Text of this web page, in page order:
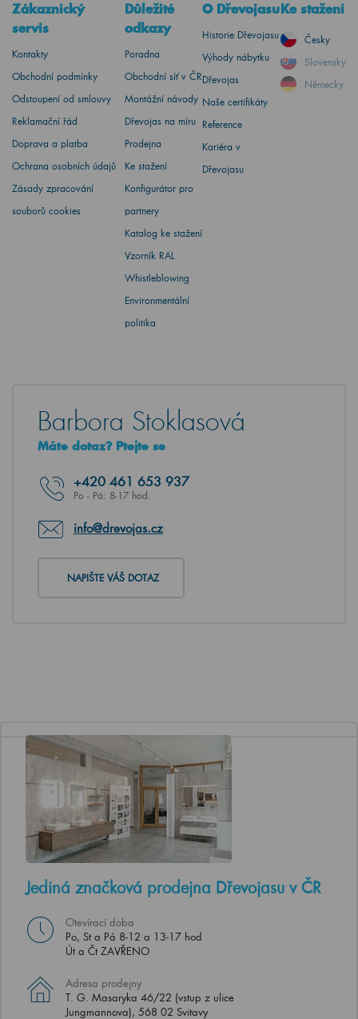
Zákaznický
servis
Kontakty
Obchodní podmínky
Odstoupení od smlouvy
Reklamační řád
Doprava a platba
Ochrana osobních údajů
Zásady zpracování
souborů cookies
Důležité
odkazy
Poradna
Obchodní síť v ČR
Montážní návody
Dřevojas na míru
Prodejna
Ke stažení
Konfigurátor pro
partnery
Katalog ke stažení
Vzorník RAL
Whistleblowing
Environmentální
politika
O Dřevojasu
Historie Dřevojasu
Výhody nábytku
Dřevojas
Naše certifikáty
Reference
Kariéra v
Dřevojasu
Ke stažení
Česky
Slovensky
Německy
Barbora Stoklasová
Máte dotaz? Ptejte se
+420 461 653 937
Po - Pá: 8-17 hod.
info@drevojas.cz
NAPIŠTE VÁŠ DOTAZ
Jediná značková prodejna Dřevojasu v ČR
Otevírací doba
Po, St a Pá 8-12 a 13-17 hod
Út a Čt ZAVŘENO
Adresa prodejny
T. G. Masaryka 46/22 (vstup z ulice
Jungmannova), 568 02 Svitavy